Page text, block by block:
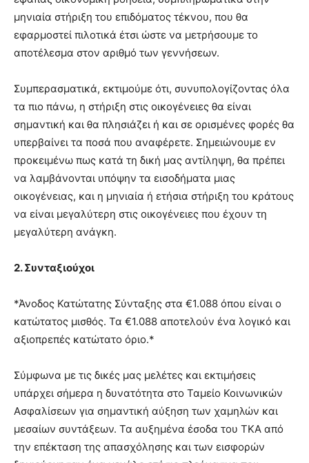
μηνιαία στήριξη του επιδόματος τέκνου, που θα
εφαρμοστεί πιλοτικά έτσι ώστε να μετρήσουμε το
αποτέλεσμα στον αριθμό των γεννήσεων.
Συμπερασματικά, εκτιμούμε ότι, συνυπολογίζοντας όλα
τα πιο πάνω, η στήριξη στις οικογένειες θα είναι
σημαντική και θα πλησιάζει ή και σε ορισμένες φορές θα
υπερβαίνει τα ποσά που αναφέρετε. Σημειώνουμε εν
προκειμένω πως κατά τη δική μας αντίληψη, θα πρέπει
να λαμβάνονται υπόψην τα εισοδήματα μιας
οικογένειας, και η μηνιαία ή ετήσια στήριξη του κράτους
να είναι μεγαλύτερη στις οικογένειες που έχουν τη
μεγαλύτερη ανάγκη.
2. Συνταξιούχοι
*Άνοδος Κατώτατης Σύνταξης στα €1.088 όπου είναι ο
κατώτατος μισθός. Τα €1.088 αποτελούν ένα λογικό και
αξιοπρεπές κατώτατο όριο.*
Σύμφωνα με τις δικές μας μελέτες και εκτιμήσεις
υπάρχει σήμερα η δυνατότητα στο Ταμείο Κοινωνικών
Ασφαλίσεων για σημαντική αύξηση των χαμηλών και
μεσαίων συντάξεων. Τα αυξημένα έσοδα του ΤΚΑ από
την επέκταση της απασχόλησης και των εισφορών